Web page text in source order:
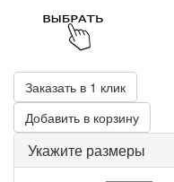
Заказать в 1 клик
Добавить в корзину
Укажите размеры